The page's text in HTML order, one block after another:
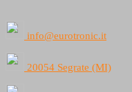
info@eurotronic.it
20054 Segrate (MI)